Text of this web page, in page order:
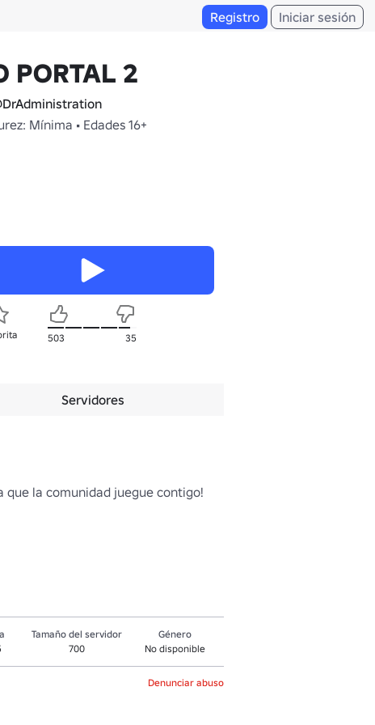
Registro Iniciar sesión
PORTAL 2
Mínima • Edades 16+
503 35
Servidores
que la comunidad juegue contigo!
Tamaño del servidor
700
Género
No disponible
Denunciar abuso